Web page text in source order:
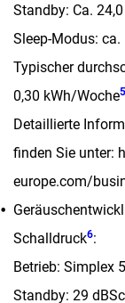
Standby: Ca.
Sleep-Modus: ca.
Typischer
0,30 kWh/Woche5
Detaillierte
finden Sie unter:
europe.com/
Schalldruck6:
Betrieb: Simplex
Standby: 29